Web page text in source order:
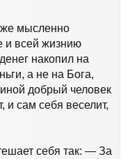
мысленно
и всей жизнию
накопил на
а не на Бога,
добрый человек
и сам себя веселит,
себя так: — За